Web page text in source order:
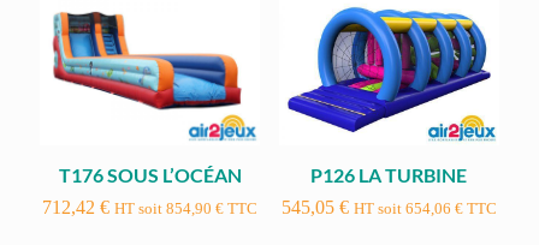
T176 SOUS L’OCÉAN
712,42€ HT soit854,90€ TTC
P126 LA TURBINE
545,05 € HT soit 654,06 €TTC